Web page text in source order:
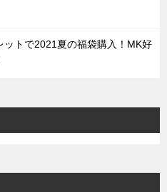
ットで2021夏の福袋購入！MK好